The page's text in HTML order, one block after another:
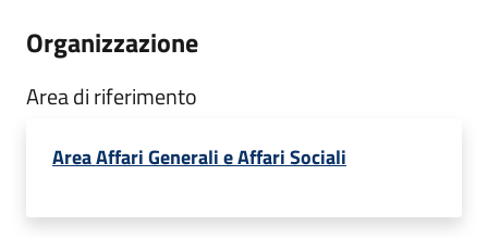
Organizzazione
Area di riferimento
Area Affari Generali e Affari Sociali